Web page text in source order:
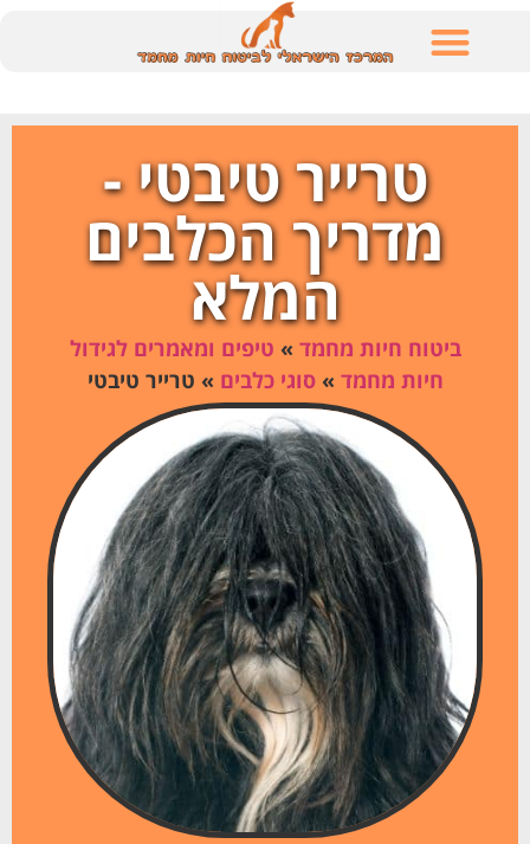
טרייר טיבטי -
מדריך הכלבים
המלא
ביטוח חיות מחמד » טיפים ומאמרים לגידול
חיות מחמד »סוגי כלבים » טרייר טיבטי